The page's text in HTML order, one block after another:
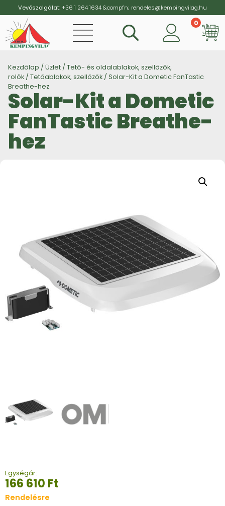
Vevőszolgálat:+36 1 264 1634&compfn; rendeles@kempingvilag.hu
0
Kezdőlap / Üzlet / Tető- és oldalablakok, szellőzők,
rolók / Tetőablakok, szellőzők / Solar-Kit a Dometic FanTastic
Breathe-hez
Solar-Kit a Dometic
FanTastic Breathe-
hez
Egységár:
166 610 Ft
Rendelésre